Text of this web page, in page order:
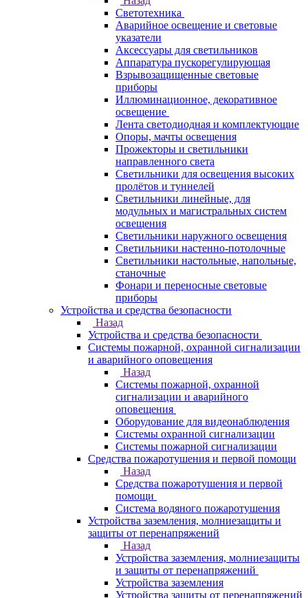
Светотехника
Аварийное освещение и световые
указатели
Аксессуары для светильников
Аппаратура пускорегулирующая
Взрывозащищенные световые
приборы
Иллюминационное, декоративное
освещение
Лента светодиодная и комплектующие
Опоры, мачты освещения
Прожекторы и светильники
направленного света
Светильники для освещения высоких
пролётов и туннелей
Светильники линейные, для
модульных и магистральных систем
освещения
Светильники наружного освещения
Светильники настенно-потолочные
Светильники настольные, напольные,
станочные
Фонари и переносные световые
приборы
Устройства и средства безопасности
Назад
Устройства и средства безопасности
Системы пожарной, охранной сигнализации
и аварийного оповещения
Назад
Системы пожарной, охранной
сигнализации и аварийного
оповещения
Оборудование для видеонаблюдения
Системы охранной сигнализации
Системы пожарной сигнализации
Средства пожаротушения и первой помощи
Назад
Средства пожаротушения и первой
помощи
Система водяного пожаротушения
Устройства заземления, молниезащиты и
защиты от перенапряжений
Назад
Устройства заземления, молниезащиты
и защиты от перенапряжений
Устройства заземления
Устройства защиты от перенапряжений